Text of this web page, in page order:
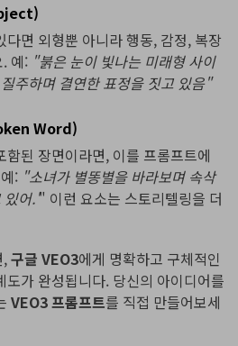
면 외형뿐 아니라 행동, 감정, 복장
예: "붉은 눈이 빛나는 미래형 사이
주하며 결연한 표정을 짓고 있음"
Word)
된 장면이라면, 이를 프롬프트에
: "소녀가 별똥별을 바라보며 속삭
어.'" 이런 요소는 스토리텔링을 더
,구글 VEO3에게 명확하고 구체적인
가 완성됩니다. 당신의 아이디어를
VEO3 프롬프트를 직접 만들어보세